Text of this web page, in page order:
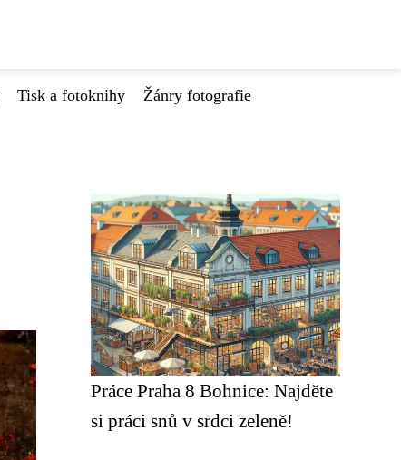
Tisk a fotoknihy Žánry fotografie
Práce Praha 8 Bohnice: Najděte
si práci snů v srdci zeleně!